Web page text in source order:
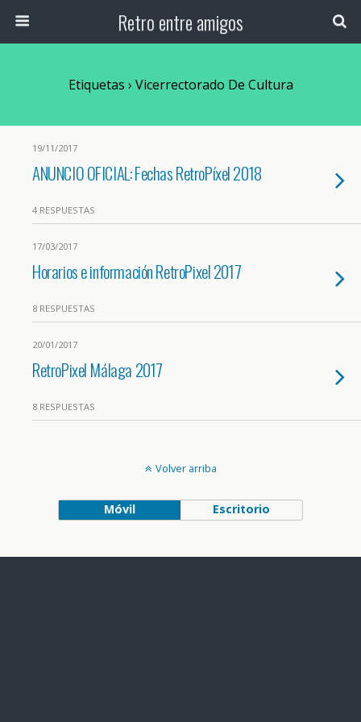
Retro entre amigos
Etiquetas › Vicerrectorado De Cultura
19/11/2017
ANUNCIO OFICIAL: Fechas RetroPíxel 2018
4 RESPUESTAS
17/03/2017
Horarios e información RetroPixel 2017
8 RESPUESTAS
20/01/2017
RetroPixel Málaga 2017
8 RESPUESTAS
Volver arriba
Móvil Escritorio